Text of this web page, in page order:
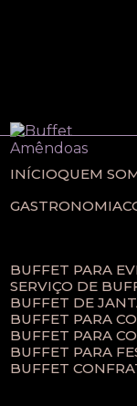
INÍCIO QUEM
GASTRONOMIA
BUFFET PARA
SERVIÇO DE
BUFFET DE
BUFFET PARA
BUFFET PARA
BUFFET PARA
BUFFET